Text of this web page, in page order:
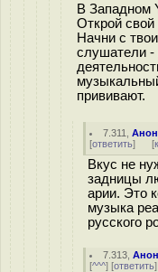
В Западном
Открой свой
Начни с
слушатели -
прививают.
7.311 ,
[ответить] [
Вкус не
задницы
арии. Это
музыка
русского
7.313 ,
[^^^] [ответить]